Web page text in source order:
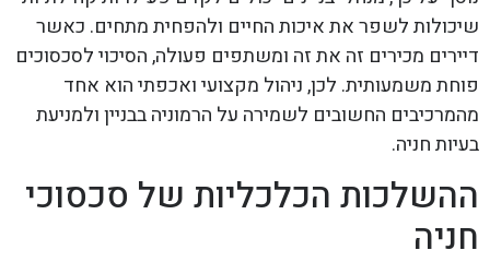
שיכולות לשפר את איכות החיים ולהפחית מתחים. כאשר
דיירים מכירים זה את זה ומשתפים פעולה, הסיכוי לסכסוכים
פוחת משמעותית. לכן, ניהול מקצועי ואכפתי הוא אחד
מהמרכיבים החשובים לשמירה על הרמוניה בבניין ולמניעת
בעיות חניה.
ההשלכות הכלכליות של סכסוכי
חניה